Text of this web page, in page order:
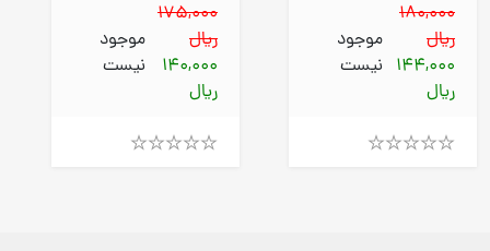
175,000
ریال
140,000
ریال
موجود
نیست
180,000
ریال
144,000
ریال
موجود
نیست